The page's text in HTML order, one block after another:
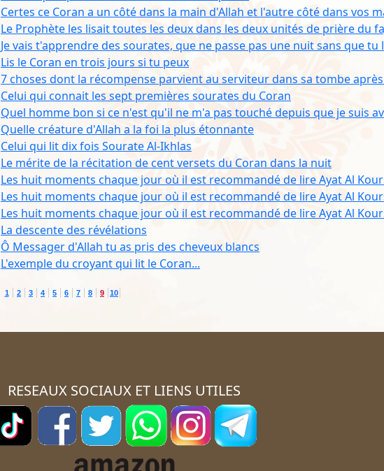
Certes ce Coran a un côté dans la main d'Allah et l'autre côté dans vos
Le Prophète les lisait toutes les deux dans les deux unités de prière du
Je vais t'apprendre des sourates, que ne passe pas une nuit sans que tu
Lis le Coran en trois jours si tu peux
7 choses dont la récompense parvient au serviteur dans sa tombe
Celui qui connait les sept premières sourates du Coran
Quel homme bon si ce n'est qu'il ne m'a pas touché depuis que je suis
Quelle créature d'Allah a la foi la plus étonnante
Celui qui lit dix fois Sourate Al-Ikhlas
Le mérite de la récitation de cent versets du Coran dans la nuit
Les huit moments chaque jour où il est recommandé de lire Ayat Al
Les huit moments chaque jour où il est recommandé de lire Ayat Al
Les huit moments chaque jour où il est recommandé de lire Ayat Al
La descente des révélations
Ô Messager d'Allah tu as pris des cheveux blancs
L'exemple du croyant qui lit le Coran...
1 2 3 4 5 6 7 8 9 10
RESEAUX SOCIAUX ET LIENS UTILES